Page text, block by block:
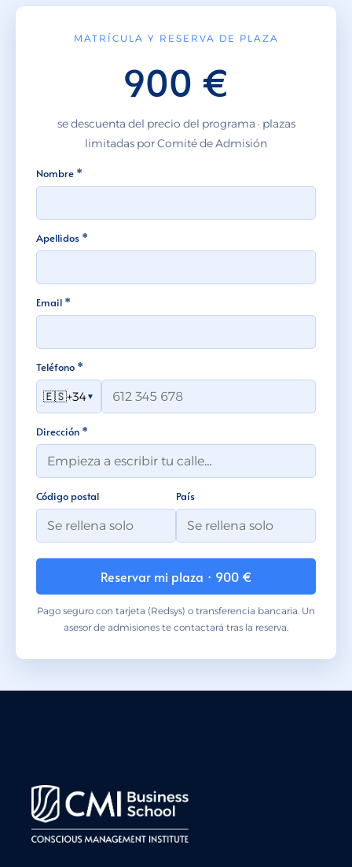
MATRÍCULA Y RESERVA DE PLAZA
900 €
se descuenta del precio del programa · plazas
limitadas por Comité de Admisión
Nombre *
Apellidos *
Email *
Teléfono *
🇪🇸+34▼
Dirección *
Código postal País
Reservar mi plaza · 900 €
Pago seguro con tarjeta (Redsys) o transferencia bancaria. Un
asesor de admisiones te contactará tras la reserva.